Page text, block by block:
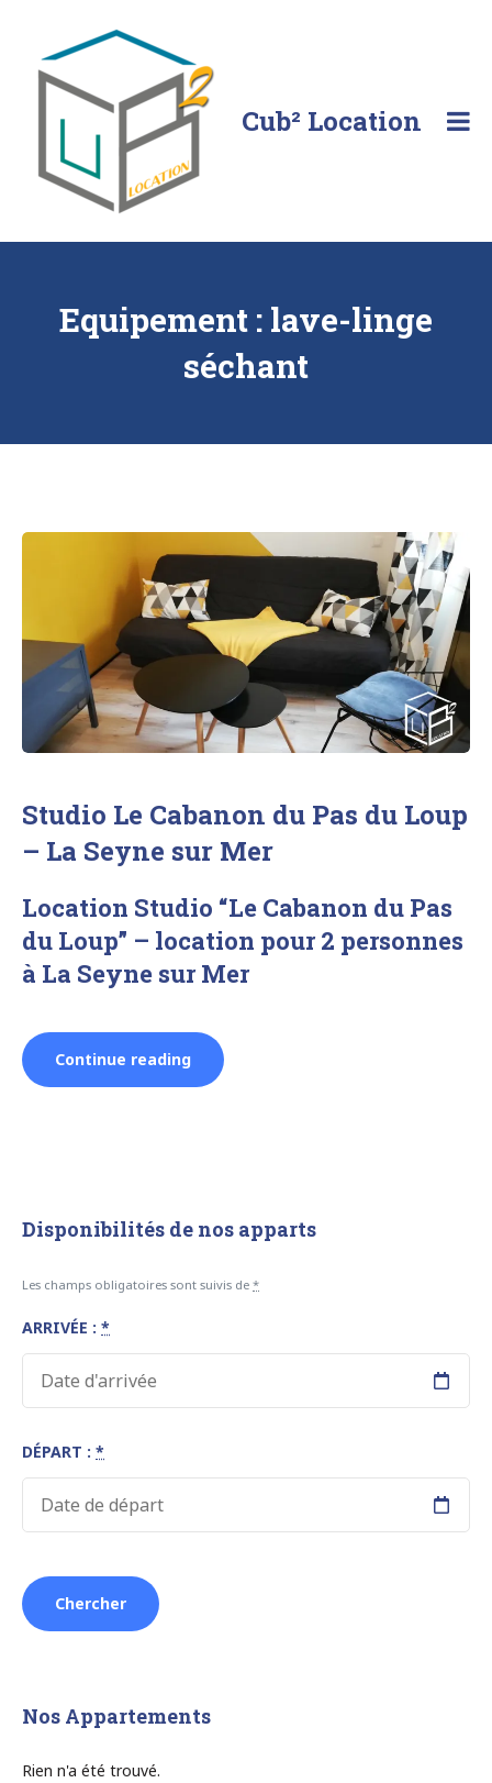
content
Cub² Location
vous!
Equipement : lave-linge
séchant
Studio Le Cabanon du Pas du Loup
– La Seyne sur Mer
Location Studio “Le Cabanon du Pas
du Loup” – location pour 2 personnes
à La Seyne sur Mer
Continue reading“Studio
du
Pas
Disponibilités de nos apparts
Les champs obligatoires sont suivis de *
ARRIVÉE : *
DÉPART : *
Nos Appartements
Rien n'a été trouvé.